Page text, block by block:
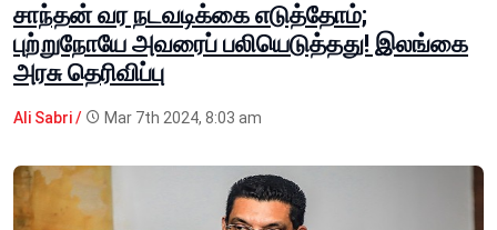
சாந்தன் வர நடவடிக்கை எடுத்தோம்;
புற்றுநோயே அவரைப் பலியெடுத்தது! இலங்கை
அரசு தெரிவிப்பு
Ali Sabri / Mar 7th 2024, 8:03 am